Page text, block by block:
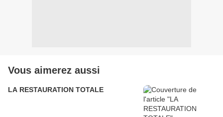
Vous aimerez aussi
LA RESTAURATION TOTALE